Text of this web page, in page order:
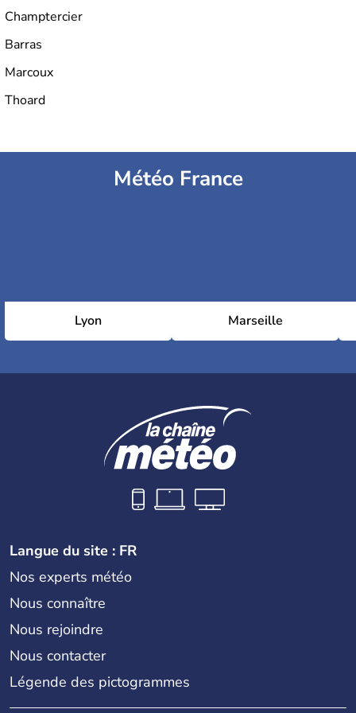
Champtercier
Barras
Marcoux
Thoard
Météo France
Lyon Marseille
Langue du site : FR
Nos experts météo
Nous connaître
Nous rejoindre
Nous contacter
Légende des pictogrammes